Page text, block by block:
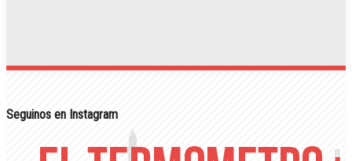
Seguinos en Instagram